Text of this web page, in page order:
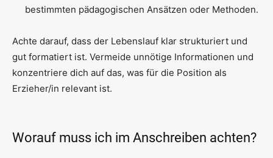
bestimmten pädagogischen Ansätzen oder Methoden.
Achte darauf, dass der Lebenslauf klar strukturiert und
gut formatiert ist. Vermeide unnötige Informationen und
konzentriere dich auf das, was für die Position als
Erzieher/in relevant ist.
Worauf muss ich im Anschreiben achten?